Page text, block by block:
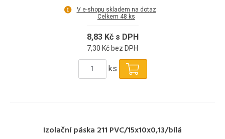
V e-shopu skladem na dotaz
Celkem 48 ks
8,83 Kč s DPH
7,30 Kč bez DPH
ks
Izolační páska 211 PVC/15x10x0,13/bílá